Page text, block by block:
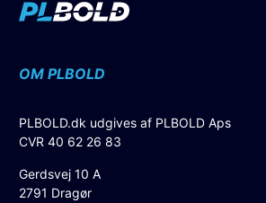
OM PLBOLD
PLBOLD.dk udgives af PLBOLD Aps
CVR 40 62 26 83
Gerdsvej 10 A
2791 Dragør